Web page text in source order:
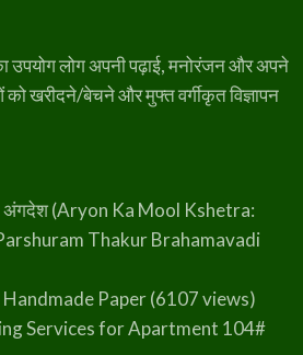
उपयोग लोग अपनी पढ़ाई, मनोरंजन और अपने
को खरीदने/बेचने और मुफ्त वर्गीकृत विज्ञापन
अंगदेश (Aryon Ka Mool Kshetra:
Thakur Brahamavadi
Paper(6107 views)
Services for Apartment 104#